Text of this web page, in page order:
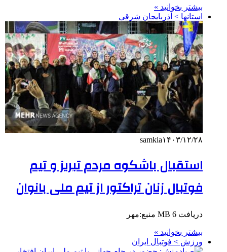
بیشتر بخوانید »
استانها > آذربایجان شرقی
samkia۱۴۰۳/۱۲/۲۸
استقبال باشکوه مردم تبریز و تیم
فوتبال زنان تراکتور از تیم ملی بانوان
دریافت 6 MB منبع:مهر
بیشتر بخوانید »
ورزش > فوتبال ایران